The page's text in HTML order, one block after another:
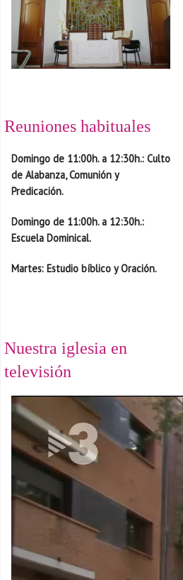
Reuniones habituales
Domingo de 11:00h. a 12:30h.: Culto
de Alabanza, Comunión y
Predicación.
Domingo de 11:00h. a 12:30h.:
Escuela Dominical.
Martes: Estudio bíblico y Oración.
Nuestra iglesia en
televisión